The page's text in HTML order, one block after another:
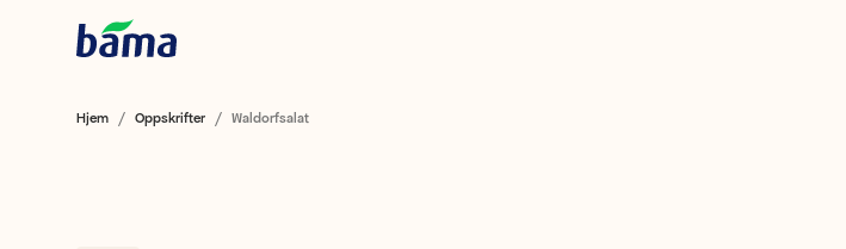
Hjem Oppskrifter Waldorfsalat